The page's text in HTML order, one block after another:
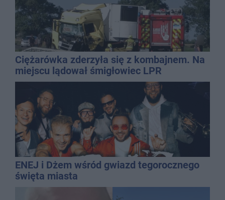
Ciężarówka zderzyła się z kombajnem. Na
miejscu lądował śmigłowiec LPR
ENEJ i Dżem wśród gwiazd tegorocznego
święta miasta